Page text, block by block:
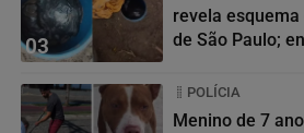
03
revela
de São Paulo;
POLÍCIA
Menino de 7